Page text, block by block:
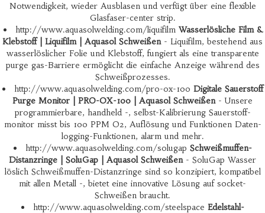
Notwendigkeit, wieder Ausblasen und verfügt über eine flexible
Glasfaser-center strip.
http://www.aquasolwelding.com/liquifilm Wasserlösliche Film &
Klebstoff | Liquifilm | Aquasol Schweißen- Liquifilm, bestehend aus
wasserlöslicher Folie und Klebstoff, fungiert als eine transparente
purge gas-Barriere ermöglicht die einfache Anzeige während des
Schweißprozesses.
http://www.aquasolwelding.com/pro-ox-100 Digitale Sauerstoff
Purge Monitor | PRO-OX-100 | Aquasol Schweißen- Unsere
programmierbare, handheld -, selbst-Kalibrierung Sauerstoff-
monitor misst bis 100 PPM O2, Auflösung und Funktionen Daten-
logging-Funktionen, alarm und mehr.
http://www.aquasolwelding.com/solugap Schweißmuffen-
Distanzringe | SoluGap | Aquasol Schweißen- SoluGap Wasser
löslich Schweißmuffen-Distanzringe sind so konzipiert, kompatibel
mit allen Metall -, bietet eine innovative Lösung auf socket-
Schweißen braucht.
http://www.aquasolwelding.com/steelspace Edelstahl-